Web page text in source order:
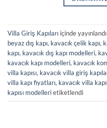
Villa Giriş Kapıları içinde yayınlandı
beyaz dış kapı, kavacık çelik kapı,
kapı, kavacık dış kapı modelleri,
kavacık kapı modelleri, kavacık
villa kapısı, kavacık villa giriş
villa kapı fiyatları, kavacık villa
kapısı modellerietiketlendi